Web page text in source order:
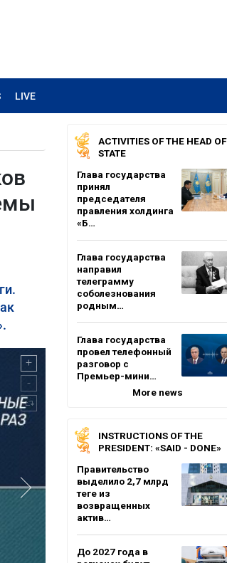
LIVE
ACTIVITIES OF THE HEAD OF
STATE
Глава государства
принял
председателя
правления холдинга
«Б…
Глава государства
направил
телеграмму
соболезнования
родным…
Глава государства
провел телефонный
разговор с
Премьер-мини…
More news
INSTRUCTIONS OF THE
PRESIDENT: «SAID - DONE»
Правительство
выделило 2,7 млрд
теңге из
возвращенных
актив…
До 2027 года в